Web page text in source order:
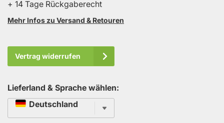
+ 14 Tage Rückgaberecht
Mehr Infos zu Versand & Retouren
Vertrag widerrufen
Lieferland & Sprache wählen:
SpracheDeutschland